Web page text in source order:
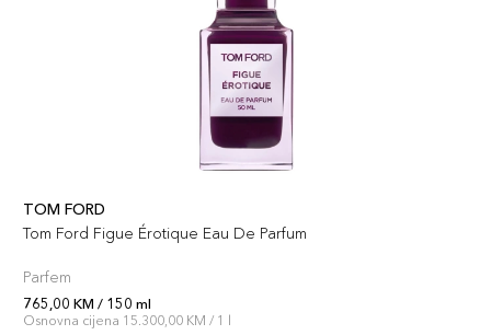
TOM FORD
Tom Ford Figue Érotique Eau De Parfum
Parfem
765,00 KM / 150 ml
Osnovna cijena 15.300,00 KM / 1 l